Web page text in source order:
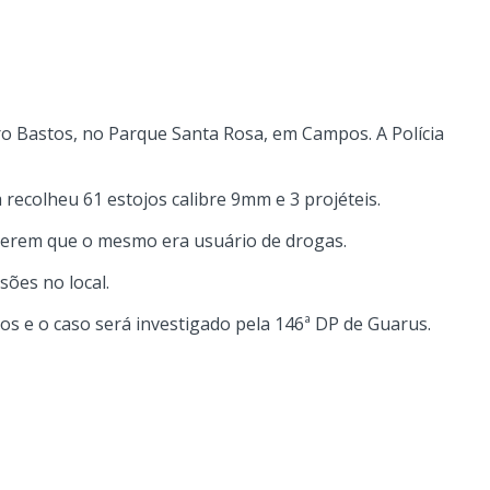
no Parque Santa Rosa, em Campos. A Polícia
61 estojos calibre 9mm e 3 projéteis.
que o mesmo era usuário de drogas.
no local.
e o caso será investigado pela 146ª DP de Guarus.